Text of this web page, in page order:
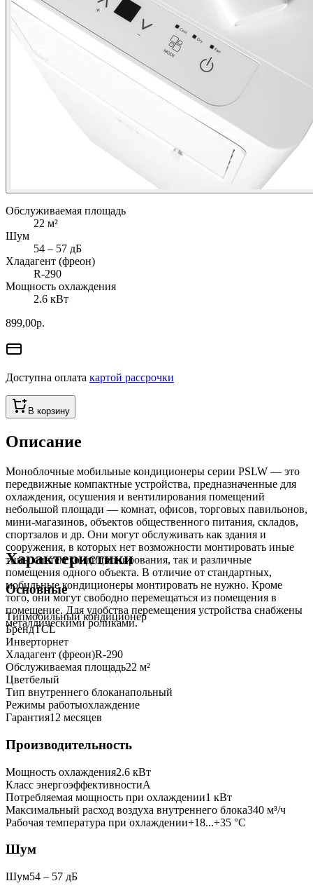
Обслуживаемая площадь
22 м²
Шум
54 ‒ 57 дБ
Хладагент (фреон)
R-290
Мощность охлаждения
2.6 кВт
899,00р.
Доступна оплата картой рассрочки
В корзину
Описание
Моноблочные мобильные кондиционеры серии PSLW — это
передвижные компактные устройства, предназначенные для
охлаждения, осушения и вентилирования помещений
небольшой площади — комнат, офисов, торговых павильонов,
мини-магазинов, объектов общественного питания, складов,
спортзалов и др. Они могут обслуживать как здания и
сооружения, в которых нет возможности монтировать иные
типы систем кондиционирования, так и различные
помещения одного объекта. В отличие от стандартных,
мобильные кондиционеры монтировать не нужно. Кроме
того, они могут свободно перемещаться из помещения в
помещение. Для удобства перемещения устройства снабжены
металлическими роликами.
Характеристики
Основные
Типмобильный кондиционер
БрендTCL
Инверторнет
Хладагент (фреон)R-290
Обслуживаемая площадь22 м²
Цветбелый
Тип внутреннего блоканапольный
Режимы работыохлаждение
Гарантия12 месяцев
Производительность
Мощность охлаждения2.6 кВт
Класс энергоэффективностиA
Потребляемая мощность при охлаждении1 кВт
Максимальный расход воздуха внутреннего блока340 м³/ч
Рабочая температура при охлаждении+18...+35 °C
Шум
Шум54 ‒ 57 дБ